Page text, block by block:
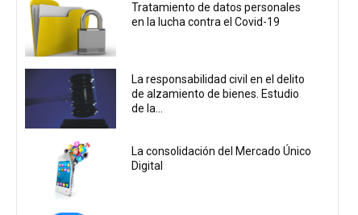
Tratamiento de datos personales
en la lucha contra el Covid-19
La responsabilidad civil en el delito
de alzamiento de bienes. Estudio
de la...
La consolidación del Mercado Único
Digital